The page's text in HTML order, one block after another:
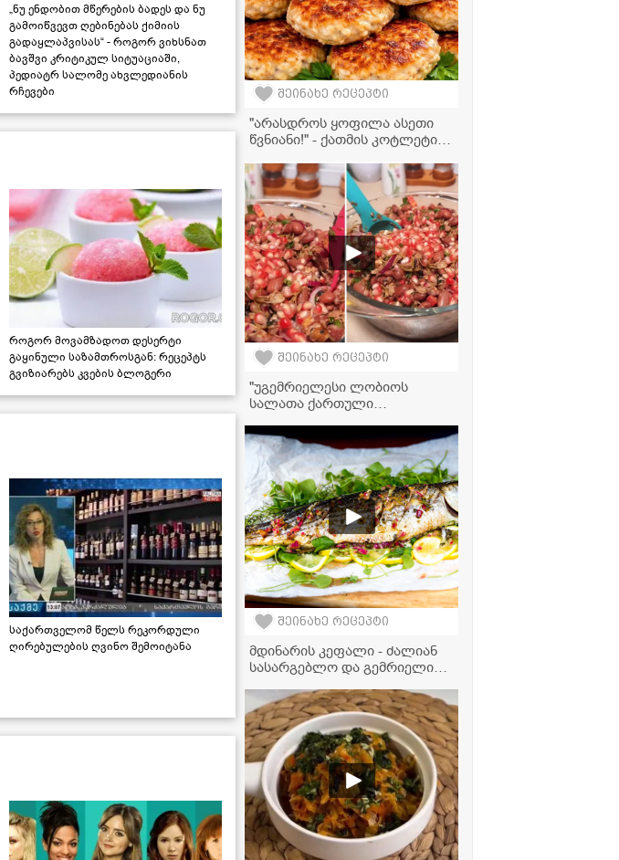
„ნუ ენდობით მწერების ბადეს და ნუ
გამოიწვევთ ღებინებას ქიმიის
გადაყლაპვისას“ - როგორ ვიხსნათ
ბავშვი კრიტიკულ სიტუაციაში,
პედიატრ სალომე ახვლედიანის
რჩევები
როგორ მოვამზადოთ დესერტი
გაყინული საზამთროსგან: რეცეპტს
გვიზიარებს კვების ბლოგერი
საქართველომ წელს რეკორდული
ღირებულების ღვინო შემოიტანა
შეინახე რეცეპტი
"არასდროს ყოფილა ასეთი
წვნიანი!" - ქათმის კოტლეტი
კრემ-ყველით
შეინახე რეცეპტი
"უგემრიელესი ლობიოს
სალათა ქართული
შეინახე რეცეპტი
მდინარის კეფალი - ძალიან
სასარგებლო და გემრიელი